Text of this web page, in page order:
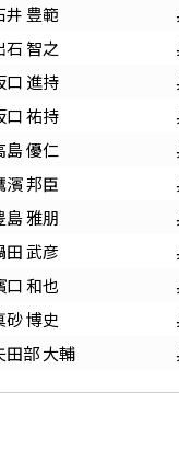
井 豊範
石 智之
口 進持
口 祐持
島 優仁
濱 邦臣
島 雅朋
田 武彦
口 和也
砂 博史
田部 大輔